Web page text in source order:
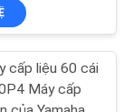
21
cấp liệu 60 cái
Máy cấp